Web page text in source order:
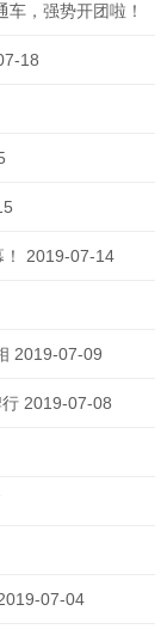
，强势开团啦！
18
！ 2019-07-14
2019-07-09
2019-07-08
07-04